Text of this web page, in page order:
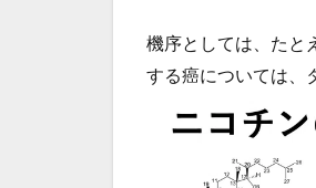
機序としては、たと
する癌については、